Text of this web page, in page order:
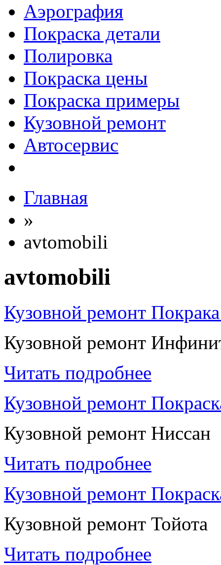
Аэрография
Покраска детали
Полировка
Покраска цены
Покраска примеры
Кузовной ремонт
Автосервис
Главная
»
avtomobili
avtomobili
Кузовной ремонт
Кузовной ремонт
Читать подробнее
Кузовной ремонт
Кузовной ремонт Ниссан
Читать подробнее
Кузовной ремонт
Кузовной ремонт Тойота
Читать подробнее